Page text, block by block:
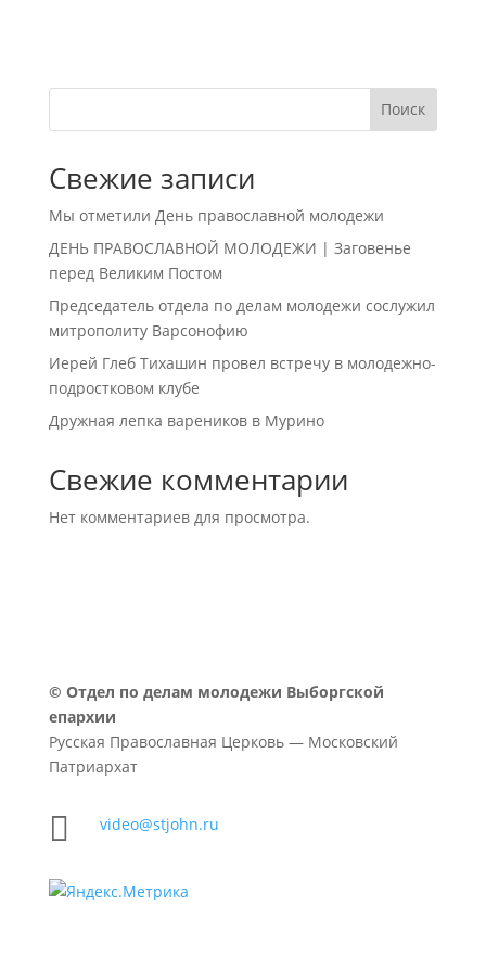
Поиск
Свежие записи
Мы отметили День православной молодежи
ДЕНЬ ПРАВОСЛАВНОЙ МОЛОДЕЖИ | Заговенье
перед Великим Постом
Председатель отдела по делам молодежи сослужил
митрополиту Варсонофию
Иерей Глеб Тихашин провел встречу в молодежно-
подростковом клубе
Дружная лепка вареников в Мурино
Свежие комментарии
Нет комментариев для просмотра.
© Отдел по делам молодежи Выборгской
епархии
Русская Православная Церковь — Московский
Патриархат
 video@stjohn.ru